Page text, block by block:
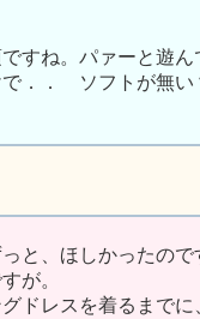
すね。パァーと遊ん
で．． ソフトが
と、ほしかったの
が。
ドレスを着るまでに